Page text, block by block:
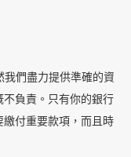
們盡力提供準確的資
負責。只有你的銀行
付重要款項，而且時